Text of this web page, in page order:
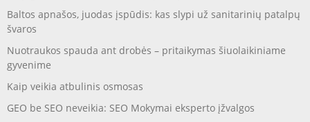
Baltos apnašos, juodas įspūdis: kas slypi už sanitarinių patalpų
švaros
Nuotraukos spauda ant drobės – pritaikymas šiuolaikiniame
gyvenime
Kaip veikia atbulinis osmosas
GEO be SEO neveikia: SEO Mokymai eksperto įžvalgos